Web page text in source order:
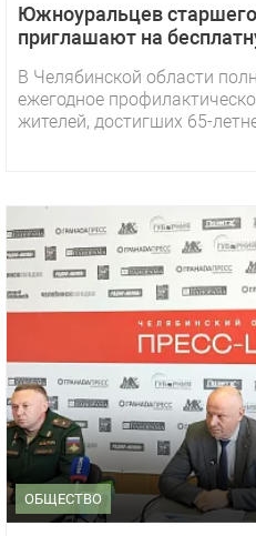
Южноуральцев
приглашают на
В Челябинской области
ежегодное
жителей, достигших 65-
ОБЩЕСТВО